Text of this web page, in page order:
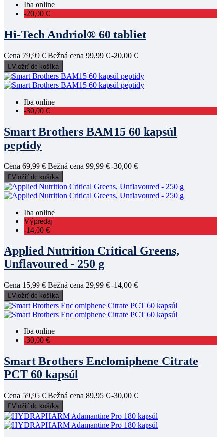
Iba online
-20,00 €
Hi-Tech Andriol® 60 tabliet
Cena 79,99 € Bežná cena 99,99 € -20,00 €
Vložiť do košíka
Iba online
-30,00 €
Smart Brothers BAM15 60 kapsúl
peptidy
Cena 69,99 € Bežná cena 99,99 € -30,00 €
Vložiť do košíka
Iba online
Výpredaj
-14,00 €
Applied Nutrition Critical Greens,
Unflavoured - 250 g
Cena 15,99 € Bežná cena 29,99 € -14,00 €
Vložiť do košíka
Iba online
-30,00 €
Smart Brothers Enclomiphene Citrate
PCT 60 kapsúl
Cena 59,95 € Bežná cena 89,95 € -30,00 €
Vložiť do košíka